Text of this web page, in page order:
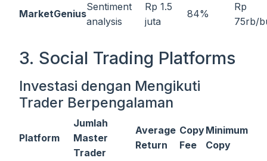
MarketGenius
Sentiment
analysis
Rp 1.5
juta
84%
Rp
75rb/
3. Social Trading Platforms
Investasi dengan Mengikuti
Trader Berpengalaman
Platform
Jumlah
Master
Trader
Average
Return
Copy
Fee
Minimum
Copy